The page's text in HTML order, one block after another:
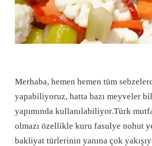
Merhaba, hemen hemen tüm
yapabiliyoruz, hatta bazı meyveler
yapımında kullanılabiliyor.Türk
olmazı özellikle kuru fasulye nohut
bakliyat türlerinin yanına çok